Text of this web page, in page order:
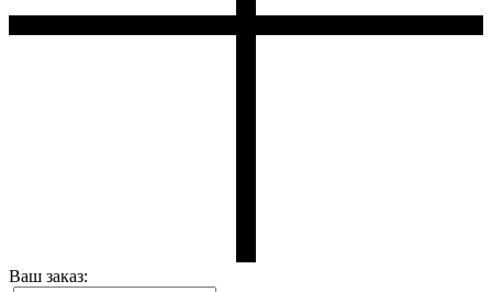
Ваш заказ: